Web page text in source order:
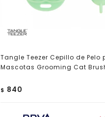
Tangle Teezer Cepillo de Pelo
Mascotas Grooming Cat
$ 840